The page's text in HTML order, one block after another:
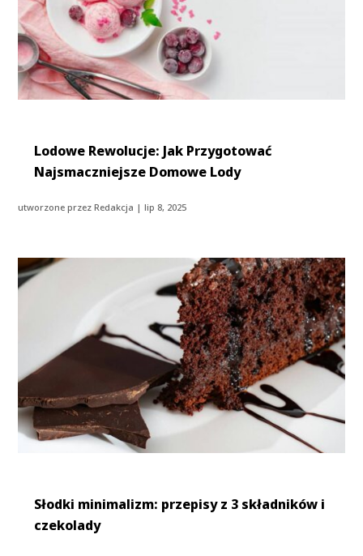
Lodowe Rewolucje: Jak Przygotować
Najsmaczniejsze Domowe Lody
utworzone przezRedakcja |lip 8, 2025
Słodki minimalizm: przepisy z 3 składników i
czekolady